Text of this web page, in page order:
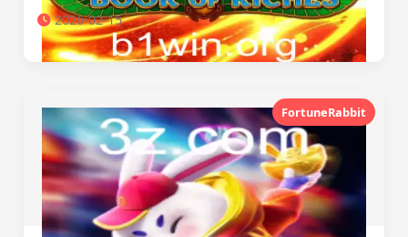
2026-02-15
FortuneRabbit